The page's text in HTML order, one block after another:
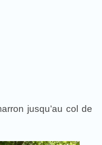
jusqu’au col de